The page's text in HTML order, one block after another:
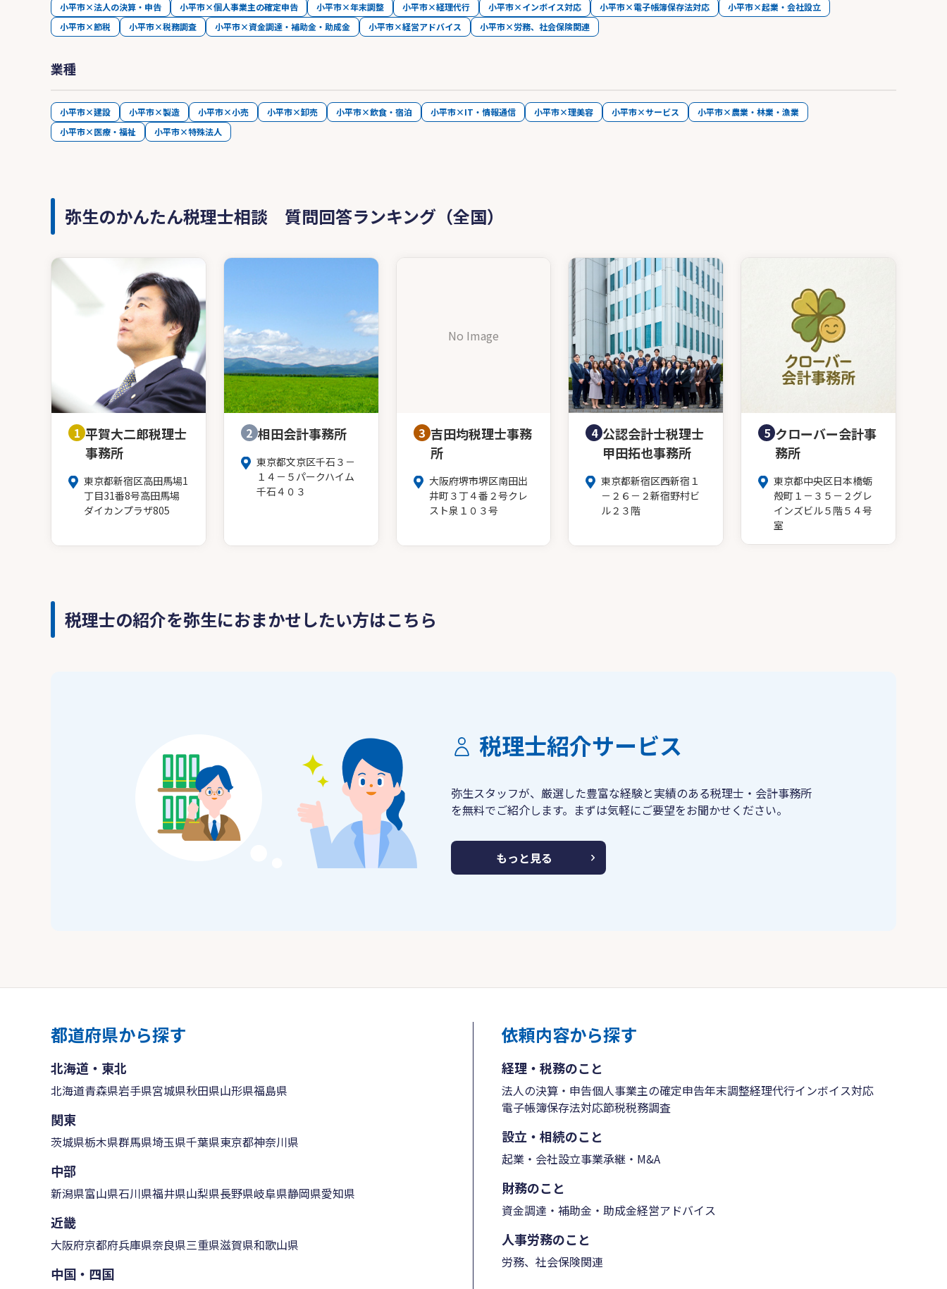
小平市×法人の決算・申告 小平市×個人事業主の確定申告 小平市×年末調整 小平市×経理代行 小平市×インボイス対応 小平市×電子帳簿保存法対応
小平市×起業・会社設立
小平市×節税
小平市×税務調査 小平市×資金調達・補助金・助成金 小平市×経営アドバイス 小平市×労務、社会保険関連
業種
小平市×建設 小平市×製造 小平市×小売 小平市×卸売 小平市×飲食・宿泊 小平市×IT・情報通信 小平市×理美容 小平市×サービス
小平市×農業・林業・漁業
小平市×医療・福祉
小平市×特殊法人
弥生のかんたん税理士相談 質問回答ランキング（全国）
1 平賀大二郎税理士
事務所
東京都新宿区高田馬場1
丁目31番8号高田馬場
ダイカンプラザ805
2 相田会計事務所
東京都文京区千石３－
１４－５パークハイム
千石４０３
No Image
3 吉田均税理士事務
所
大阪府堺市堺区南田出
井町３丁４番２号クレ
スト泉１０３号
4 公認会計士税理士
甲田拓也事務所
東京都新宿区西新宿１
－２６－２新宿野村ビ
ル２３階
5 クローバー会計事
務所
東京都中央区日本橋蛎
殻町１－３５－２グレ
インズビル５階５４号
室
税理士の紹介を弥生におまかせしたい方はこちら
税理士紹介サービス
弥生スタッフが、厳選した豊富な経験と実績のある税理士・会計事務所
を無料でご紹介します。まずは気軽にご要望をお聞かせください。
もっと見る
都道府県から探す
北海道・東北
北海道青森県岩手県宮城県秋田県山形県福島県
関東
茨城県栃木県群馬県埼玉県千葉県東京都神奈川県
中部
新潟県富山県石川県福井県山梨県長野県岐阜県静岡県愛知県
近畿
大阪府京都府兵庫県奈良県三重県滋賀県和歌山県
中国・四国
依頼内容から探す
経理・税務のこと
法人の決算・申告個人事業主の確定申告年末調整経理代行インボイス対応
電子帳簿保存法対応節税税務調査
設立・相続のこと
起業・会社設立事業承継・M&A
財務のこと
資金調達・補助金・助成金経営アドバイス
人事労務のこと
労務、社会保険関連